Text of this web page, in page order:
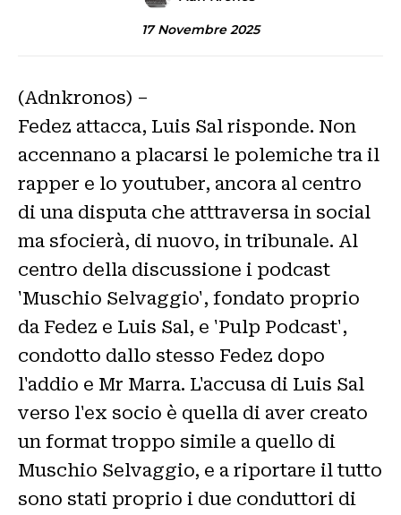
17 Novembre 2025
(Adnkronos) –
Fedez attacca, Luis Sal risponde. Non
accennano a placarsi le polemiche tra il
rapper e lo youtuber, ancora al centro
di una disputa che atttraversa in social
ma sfocierà, di nuovo, in tribunale. Al
centro della discussione i podcast
'Muschio Selvaggio', fondato proprio
da Fedez e Luis Sal, e 'Pulp Podcast',
condotto dallo stesso Fedez dopo
l'addio e Mr Marra. L'accusa di Luis Sal
verso l'ex socio è quella di aver creato
un format troppo simile a quello di
Muschio Selvaggio, e a riportare il tutto
sono stati proprio i due conduttori di